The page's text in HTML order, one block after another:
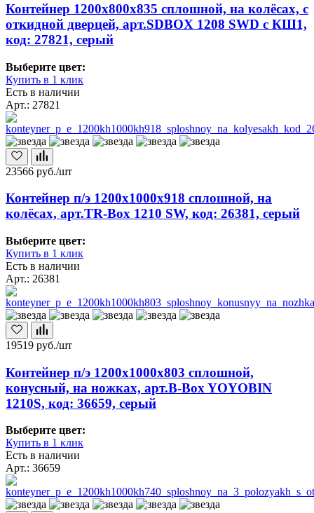
Контейнер 1200х800х835 сплошной, на колёсах, с
откидной дверцей, арт.SDBOX 1208 SWD с КШ1,
код: 27821, серый
Выберите цвет:
Купить в 1 клик
Есть в наличии
Арт.: 27821
23566 руб./шт
Контейнер п/э 1200х1000х918 сплошной, на
колёсах, арт.TR-Box 1210 SW, код: 26381, серый
Выберите цвет:
Купить в 1 клик
Есть в наличии
Арт.: 26381
19519 руб./шт
Контейнер п/э 1200х1000х803 сплошной,
конусный, на ножках, арт.B-Box YOYOBIN
1210S, код: 36659, серый
Выберите цвет:
Купить в 1 клик
Есть в наличии
Арт.: 36659